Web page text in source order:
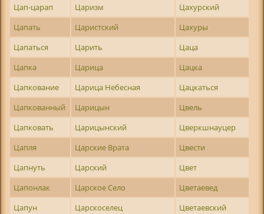
Цап-царап
Царизм
Цахурский
Цапать
Царистский
Цахуры
Цапаться
Царить
Цаца
Цапка
Царица
Цацка
Цапкование
Царица Небесная
Цацкаться
Цапкованный
Царицын
Цвель
Цапковать
Царицынский
Цверкшнауцер
Цапля
Царские Врата
Цвести
Цапнуть
Царский
Цвет
Цапонлак
Царское Село
Цветаевед
Цапун
Царскоселец
Цветаевский